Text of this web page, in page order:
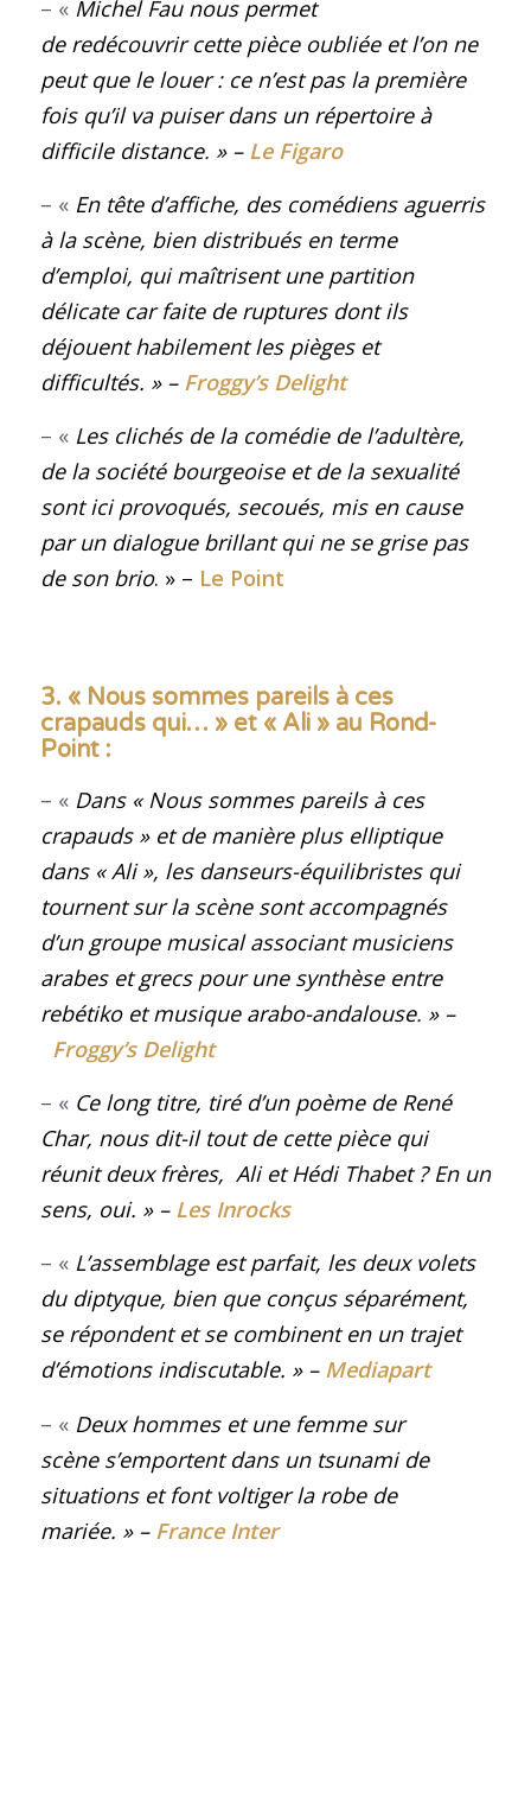
– « Michel Fau nous permet
de redécouvrir cette pièce oubliée et l’on ne
peut que le louer : ce n’est pas la première
fois qu’il va puiser dans un répertoire à
difficile distance. » – Le Figaro
– « En tête d’affiche, des comédiens aguerris
à la scène, bien distribués en terme
d’emploi, qui maîtrisent une partition
délicate car faite de ruptures dont ils
déjouent habilement les pièges et
difficultés. »– Froggy’s Delight
– « Les clichés de la comédie de l’adultère,
de la société bourgeoise et de la sexualité
sont ici provoqués, secoués, mis en cause
par un dialogue brillant qui ne se grise pas
de son brio. » – Le Point
3. « Nous sommes pareils à ces
crapauds qui… » et « Ali » au Rond-
Point :
– « Dans « Nous sommes pareils à ces
crapauds » et de manière plus elliptique
dans « Ali », les danseurs-équilibristes qui
tournent sur la scène sont accompagnés
d’un groupe musical associant musiciens
arabes et grecs pour une synthèse entre
rebétiko et musique arabo-andalouse. » –
Froggy’s Delight
– « Ce long titre, tiré d’un poème de René
Char, nous dit-il tout de cette pièce qui
réunit deux frères, Ali et Hédi Thabet ? En un
sens, oui. » – Les Inrocks
– « L’assemblage est parfait, les deux volets
du diptyque, bien que conçus séparément,
se répondent et se combinent en un trajet
d’émotions indiscutable. » – Mediapart
– « Deux hommes et une femme sur
scène s’emportent dans un tsunami de
situations et font voltiger la robe de
mariée. »– France Inter